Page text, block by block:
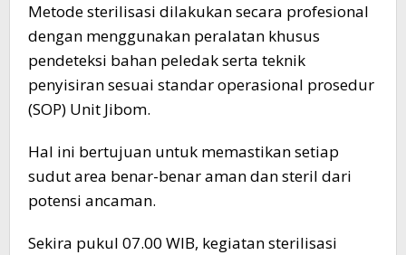
Metode sterilisasi dilakukan secara profesional
dengan menggunakan peralatan khusus
pendeteksi bahan peledak serta teknik
penyisiran sesuai standar operasional prosedur
(SOP) Unit Jibom.
Hal ini bertujuan untuk memastikan setiap
sudut area benar-benar aman dan steril dari
potensi ancaman.
Sekira pukul 07.00 WIB, kegiatan sterilisasi